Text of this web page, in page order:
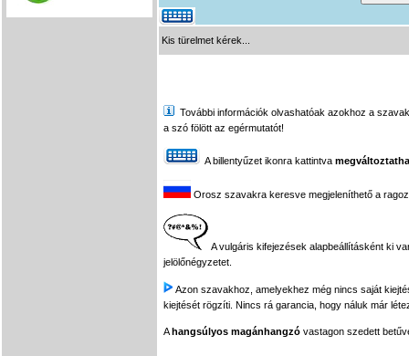
Kis türelmet kérek...
További információk olvashatóak azokhoz a
a szó fölött az egérmutatót!
A billentyűzet ikonra kattintva
Orosz szavakra keresve megjeleníthető a
A vulgáris kifejezések alapbeállításként ki
jelölőnégyzetet.
Azon szavakhoz, amelyekhez még nincs saját
kiejtését rögzíti. Nincs rá garancia, hogy náluk már
Ahangsúlyos magánhangzó vastagon szedett